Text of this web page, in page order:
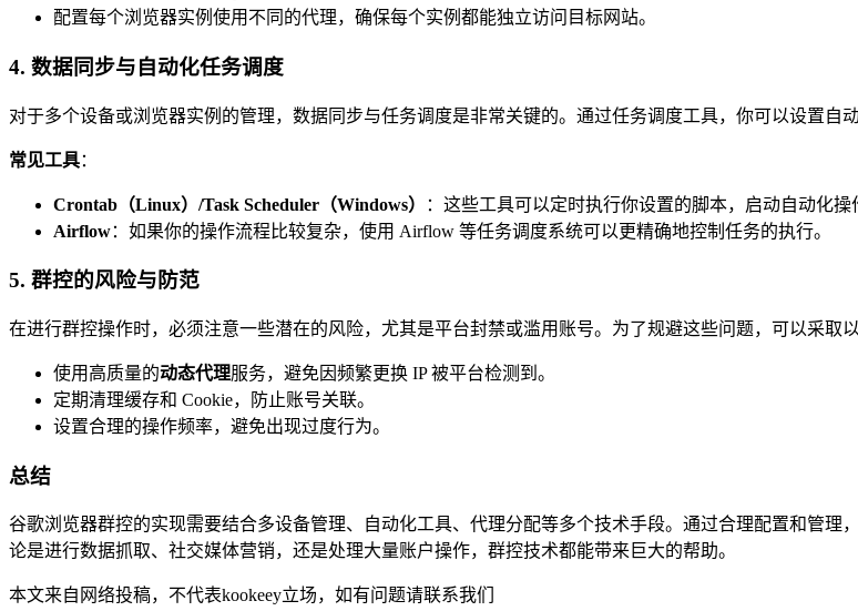
配置每个浏览器实例使用不同的代理，确保每个实例都能独立访问目标网站。
4. 数据同步与自动化任务调度
对于多个设备或浏览器实例的管理，数据同步与任务调度是非常关键的。通过任务调度工具，你可以设置自
常见工具：
Crontab（Linux）/Task Scheduler（Windows）
：这些工具可以定时执行你设置的脚本，启动自动化操
Airflow：如果你的操作流程比较复杂，使用 Airflow 等任务调度系统可以更精确地控制任务的执行。
5. 群控的风险与防范
在进行群控操作时，必须注意一些潜在的风险，尤其是平台封禁或滥用账号。为了规避这些问题，可以采取以
使用高质量的动态代理服务，避免因频繁更换 IP 被平台检测到。
定期清理缓存和 Cookie，防止账号关联。
设置合理的操作频率，避免出现过度行为。
总结
谷歌浏览器群控的实现需要结合多设备管理、自动化工具、代理分配等多个技术手段。通过合理配置和管
论是进行数据抓取、社交媒体营销，还是处理大量账户操作，群控技术都能带来巨大的帮助。
本文来自网络投稿，不代表kookeey立场，如有问题请联系我们